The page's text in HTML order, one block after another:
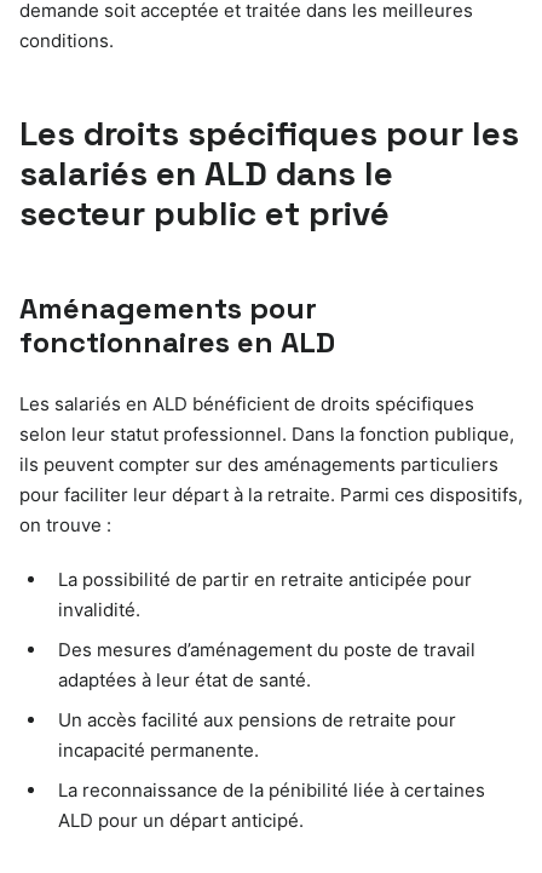
demande soit acceptée et traitée dans les meilleures
conditions.
Les droits spécifiques pour les
salariés en ALD dans le
secteur public et privé
Aménagements pour
fonctionnaires en ALD
Les salariés en ALD bénéficient de droits spécifiques
selon leur statut professionnel. Dans la fonction publique,
ils peuvent compter sur des aménagements particuliers
pour faciliter leur départ à la retraite. Parmi ces dispositifs,
on trouve :
La possibilité de partir en retraite anticipée pour
invalidité.
Des mesures d’aménagement du poste de travail
adaptées à leur état de santé.
Un accès facilité aux pensions de retraite pour
incapacité permanente.
La reconnaissance de la pénibilité liée à certaines
ALD pour un départ anticipé.